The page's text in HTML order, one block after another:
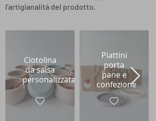
l'artigianalità del prodotto.
Ciotolina
da salsa
personalizzata
Piattini
porta
pane e
confezione